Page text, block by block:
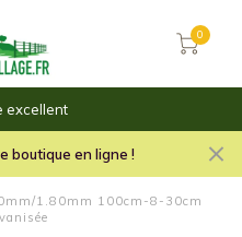
0
excellent
boutique en ligne !
1.80mm 100cm-8-30cm